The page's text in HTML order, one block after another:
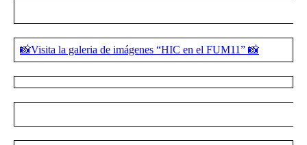
📸Visita la galeria de imágenes “HIC en el FUM11” 📸